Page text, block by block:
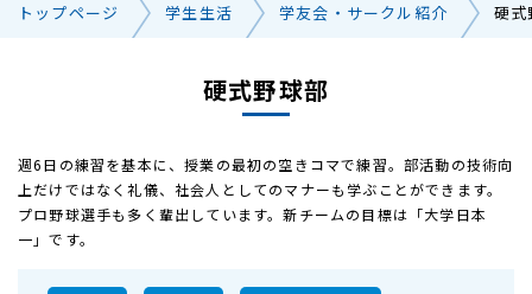
卒業生の方へ 保護者の方へ
企業・地域の方へ
トップページ 学生生活 学友会・サークル紹介 硬式
硬式野球部
週6日の練習を基本に、授業の最初の空きコマで練習。部活動の技術向
上だけではなく礼儀、社会人としてのマナーも学ぶことができます。
プロ野球選手も多く輩出しています。新チームの目標は「大学日本
一」です。